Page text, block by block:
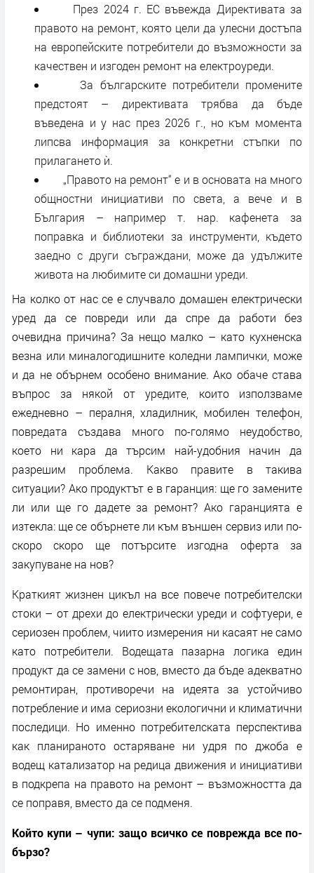
През 2024 г. ЕС въвежда Директивата за
правото на ремонт, която цели да улесни достъпа
на европейските потребители до възможности за
качествен и изгоден ремонт на електроуреди.
За българските потребители промените
предстоят – директивата трябва да бъде
въведена и у нас през 2026 г., но към момента
липсва информация за конкретни стъпки по
прилагането ѝ.
„Правото на ремонт“ е и в основата на много
общностни инициативи по света, а вече и в
България – например т. нар. кафенета за
поправка и библиотеки за инструменти, където
заедно с други съграждани, може да удължите
живота на любимите си домашни уреди.
На колко от нас се е случвало домашен електрически
уред да се повреди или да спре да работи без
очевидна причина? За нещо малко – като кухненска
везна или миналогодишните коледни лампички, може
и да не обърнем особено внимание. Ако обаче става
въпрос за някой от уредите, които използваме
ежедневно – пералня, хладилник, мобилен телефон,
повредата създава много по-голямо неудобство,
което ни кара да търсим най-удобния начин да
разрешим проблема. Какво правите в такива
ситуации? Ако продуктът е в гаранция: ще го замените
ли или ще го дадете за ремонт? Ако гаранцията е
изтекла: ще се обърнете ли към външен сервиз или по-
скоро скоро ще потърсите изгодна оферта за
закупуване на нов?
Краткият жизнен цикъл на все повече потребителски
стоки – от дрехи до електрически уреди и софтуери, е
сериозен проблем, чиито измерения ни касаят не само
като потребители. Водещата пазарна логика един
продукт да се замени с нов, вместо да бъде адекватно
ремонтиран, противоречи на идеята за устойчиво
потребление и има сериозни екологични и климатични
последици. Но именно потребителската перспектива
как планираното остаряване ни удря по джоба е
водещ катализатор на редица движения и инициативи
в подкрепа на правото на ремонт – възможността да
се поправя, вместо да се подменя.
Който купи – чупи: защо всичко се поврежда все по-
бързо?